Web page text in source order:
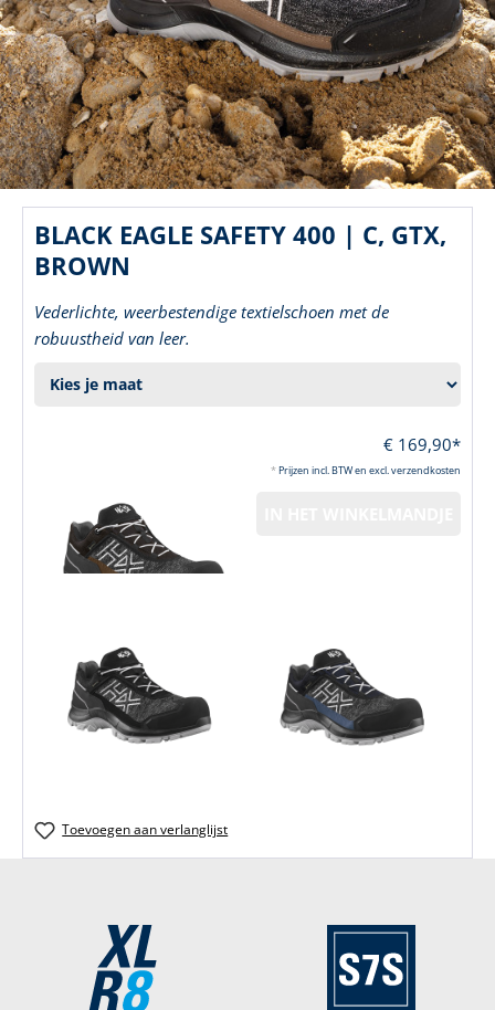
BLACK EAGLE SAFETY 400 | C, GTX,
BROWN
Vederlichte, weerbestendige textielschoen met de
robuustheid van leer.
€ 169,90*
*Prijzen incl. BTW en excl. verzendkosten
Toevoegen aan verlanglijst